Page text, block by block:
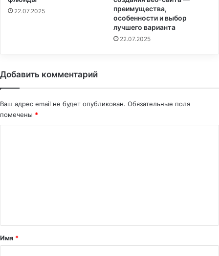
22.07.2025
преимущества,
особенности и выбор
лучшего варианта
22.07.2025
Добавить комментарий
Ваш адрес email не будет опубликован. Обязательные поля
помечены *
а
Имя *